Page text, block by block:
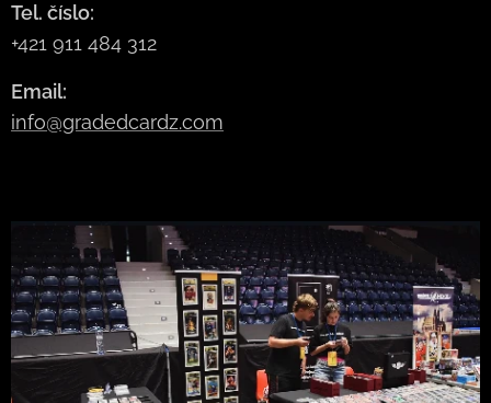
Tel. číslo:
+421 911 484 312
Email:
info@gradedcardz.com